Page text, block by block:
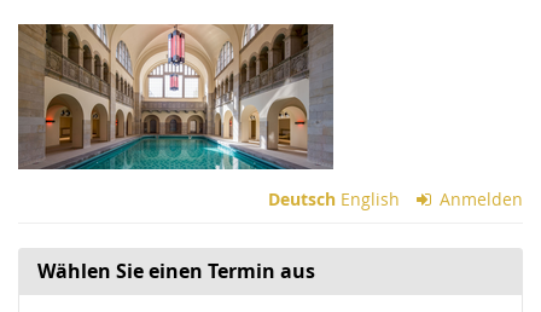
Zum
Haupt-
Inhalt
springen
Deutsch English Anmelden
Wählen Sie einen Termin aus